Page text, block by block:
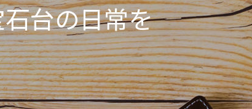
常を気ままに綴ります